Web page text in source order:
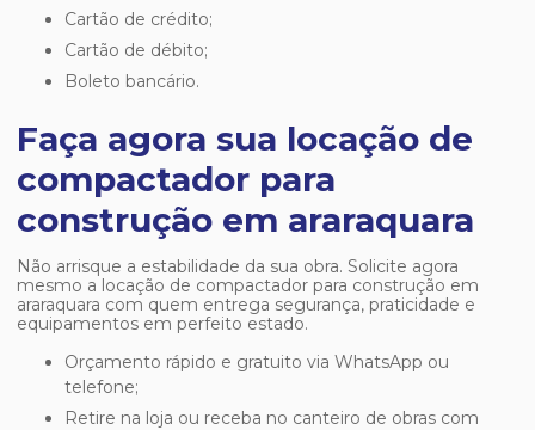
Cartão de crédito;
Cartão de débito;
Boleto bancário.
Faça agora sua locação de
compactador para
construção em araraquara
Não arrisque a estabilidade da sua obra. Solicite agora
mesmo a locação de compactador para construção em
araraquara com quem entrega segurança, praticidade e
equipamentos em perfeito estado.
Orçamento rápido e gratuito via WhatsApp ou
telefone;
Retire na loja ou receba no canteiro de obras com